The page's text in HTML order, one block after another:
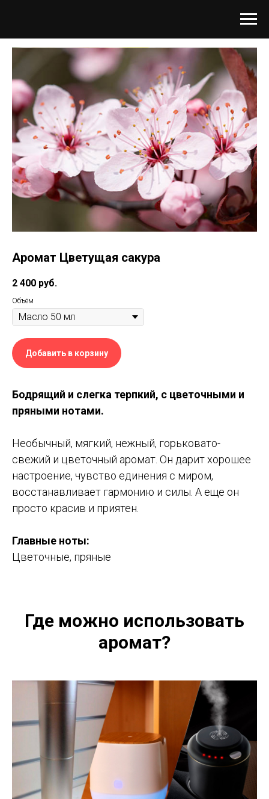
Аромат Цветущая сакура
2 400 руб.
Объём
Добавить в корзину
Бодрящий и слегка терпкий, с цветочными и
пряными нотами.
Необычный, мягкий, нежный, горьковато-
свежий и цветочный аромат. Он дарит хорошее
настроение, чувство единения с миром,
восстанавливает гармонию и силы. А еще он
просто красив и приятен.
Главные ноты:
Цветочные, пряные
Где можно использовать
аромат?